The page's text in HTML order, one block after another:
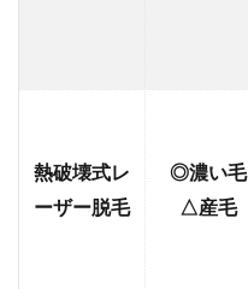
熱破壊式レ
ーザー脱毛
◎濃い毛
△産毛